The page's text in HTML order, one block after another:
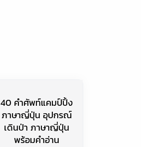
40 คำศัพท์แคมป์ปิ้ง
ภาษาญี่ปุ่น อุปกรณ์
เดินป่า ภาษาญี่ปุ่น
พร้อมคำอ่าน